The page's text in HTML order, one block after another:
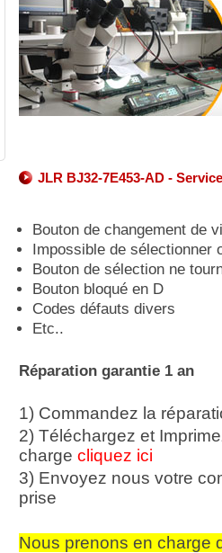
JLR BJ32-7E453-AD -
Bouton de changement de
Impossible de sélectionner
Bouton de sélection ne
Bouton bloqué en D
Codes défauts divers
Etc..
Réparation garantie 1 an
1) Commandez la
2) Téléchargez et
charge cliquez ici
3) Envoyez nous votre
prise
Nous prenons en charge